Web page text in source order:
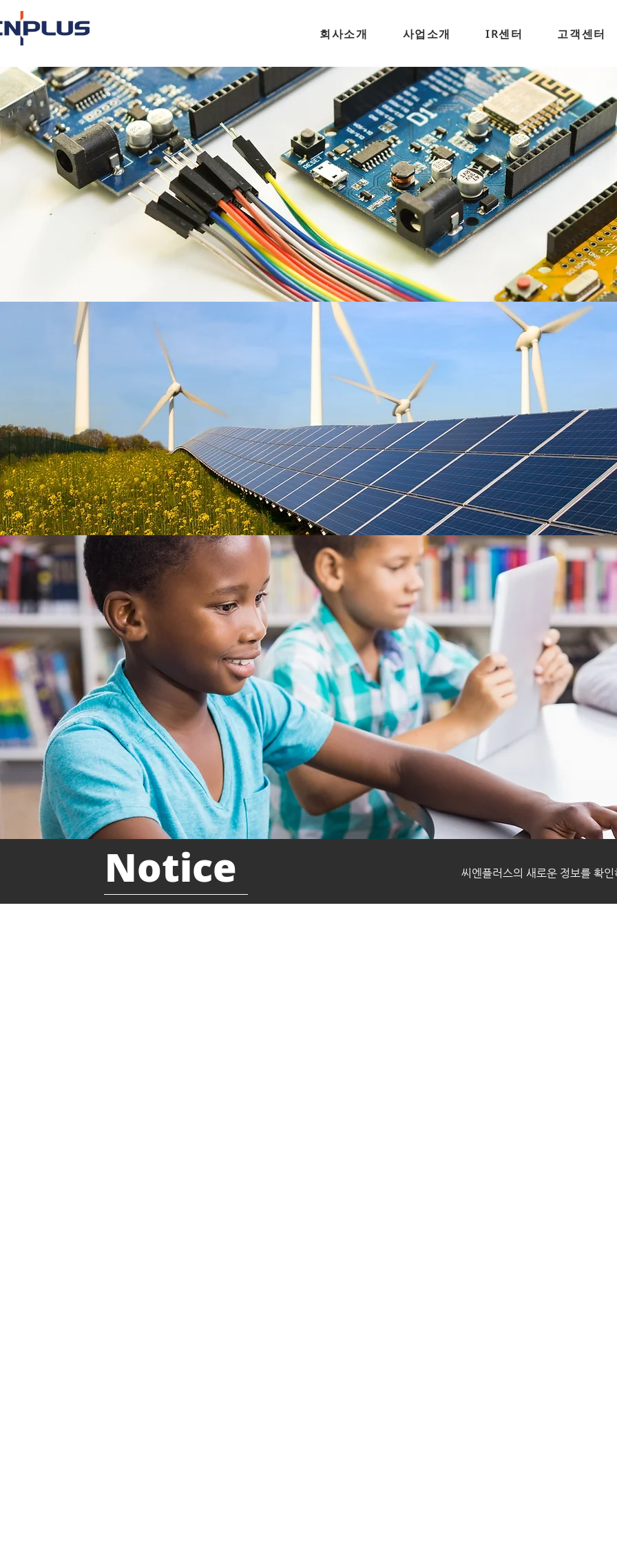
회사소개 사업소개 IR센터 고객센터
IT Connectors
ICT
Business
Notice 씨엔플러스의 새로운 정보를 확